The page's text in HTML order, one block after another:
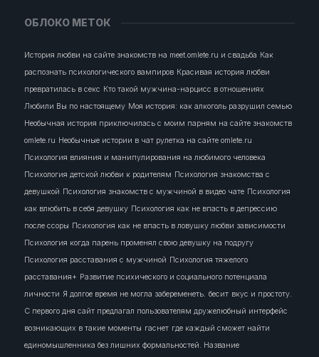
ОБЛОКО МЕТОК
История любви на сайте знакомств на meet.omlete.ru и свадьба Как
распознать психологического вампиров Красивая история любви
превратилась в секс Кто такой мужчина-нарцисс в отношениях
Любили Вы по настоящему Моя история: как алкоголь разрушил семью
Необычная история приключилась с моим парням на сайте знакомств
omlete.ru Необычные истории в чат рулетка на сайте omlete.ru
Психология влияния и манипулирования на любимого человека
Психология детской любви к родителям Психология знакомства с
девушкой Психология знакомств с мужчиной в видео чате Психология
как влюбить в себя девушку Психология как не впасть в депрессию
после ссоры Психология как не впасть в ловушку любви зависимости
Психология когда парень променял свою девушку на подругу
Психология расставания с мужчиной Психология тяжелого
расставания+ Развитие психического и социального потенциала
личности Я долгое время не могла забеременеть. бесит вкус и простоту.
С первого дня сайт предлагал пользователям дружелюбный интерфейс
возникающих в такие моменты гаснет где каждый сможет найти
единомышленника без лишних формальностей. Название